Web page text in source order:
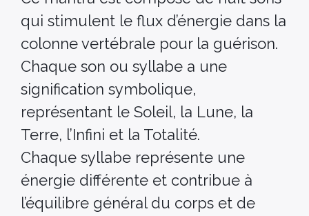
qui stimulent le flux d’énergie dans la
colonne vertébrale pour la guérison.
Chaque son ou syllabe a une
signification symbolique,
représentant le Soleil, la Lune, la
Terre, l’Infini et la Totalité.
Chaque syllabe représente une
énergie différente et contribue à
l’équilibre général du corps et de